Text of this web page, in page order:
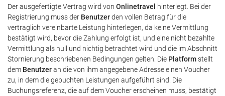
Der ausgefertigte Vertrag wird von Onlinetravel
hinterlegt. Bei der
Registrierung muss der Benutzerden vollen Betrag für die
vertraglich vereinbarte Leistung hinterlegen, da keine Vermittlung
bestätigt wird, bevor die Zahlung erfolgt ist, und eine nicht bezahlte
Vermittlung als null und nichtig betrachtet wird und die im Abschnitt
Stornierung beschriebenen Bedingungen gelten. Die Platformstellt
dem Benutzeran die von ihm angegebene Adresse einen Voucher
zu, in dem die gebuchten Leistungen aufgeführt sind. Die
Buchungsreferenz, die auf dem Voucher erscheinen muss, bestätigt